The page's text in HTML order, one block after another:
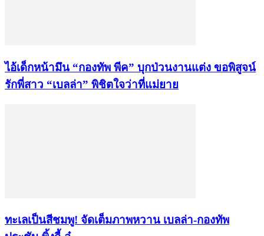
ไอ้เด็กหน้ามึน “กองทัพ พีค” บุกป่วนงานแต่ง ขอพิสูจน์
รักพี่สาว “เบลล่า” พิชิตใจว่าที่แม่ยาย
ทะเลเป็นสีชมพู! จัดเต็มภาพหวาน เบลล่า-กองทัพ